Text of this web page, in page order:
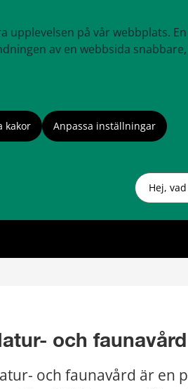
på vår webbplats.
av en webbsida
kakor Anpassa inställningar
Sök
och faunavård
och faunavård är en